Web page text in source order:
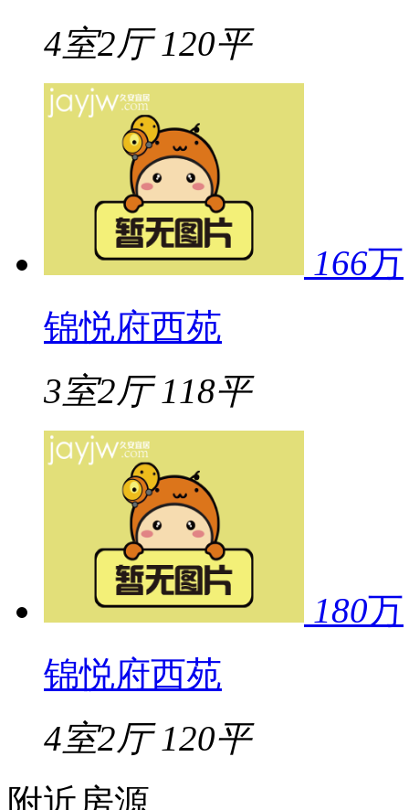
4室2厅 120平
166万
锦悦府西苑
3室2厅 118平
180万
锦悦府西苑
4室2厅 120平
附近房源